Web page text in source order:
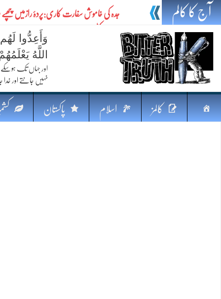
آج کا کالم جدہ کی خاموش سفارت کاری:پردۂ رازمیں
تیل،تلواراورتدبر:خلیج کی بدلتی بساط پرپاکستان
ایٹم کا نیا افق: طاقت، سیاست اور مشرقِ وسطیٰ
خطرہ کاتوازن
فکرِ اقبال اورامنِ عالم میں پاکستان کاکردار
وَأَعِدُّوا
اللَّهُ
اور جہاں تک
نہیں جانتے اور خدا
صفحہ کالمز اسلام پاکستان